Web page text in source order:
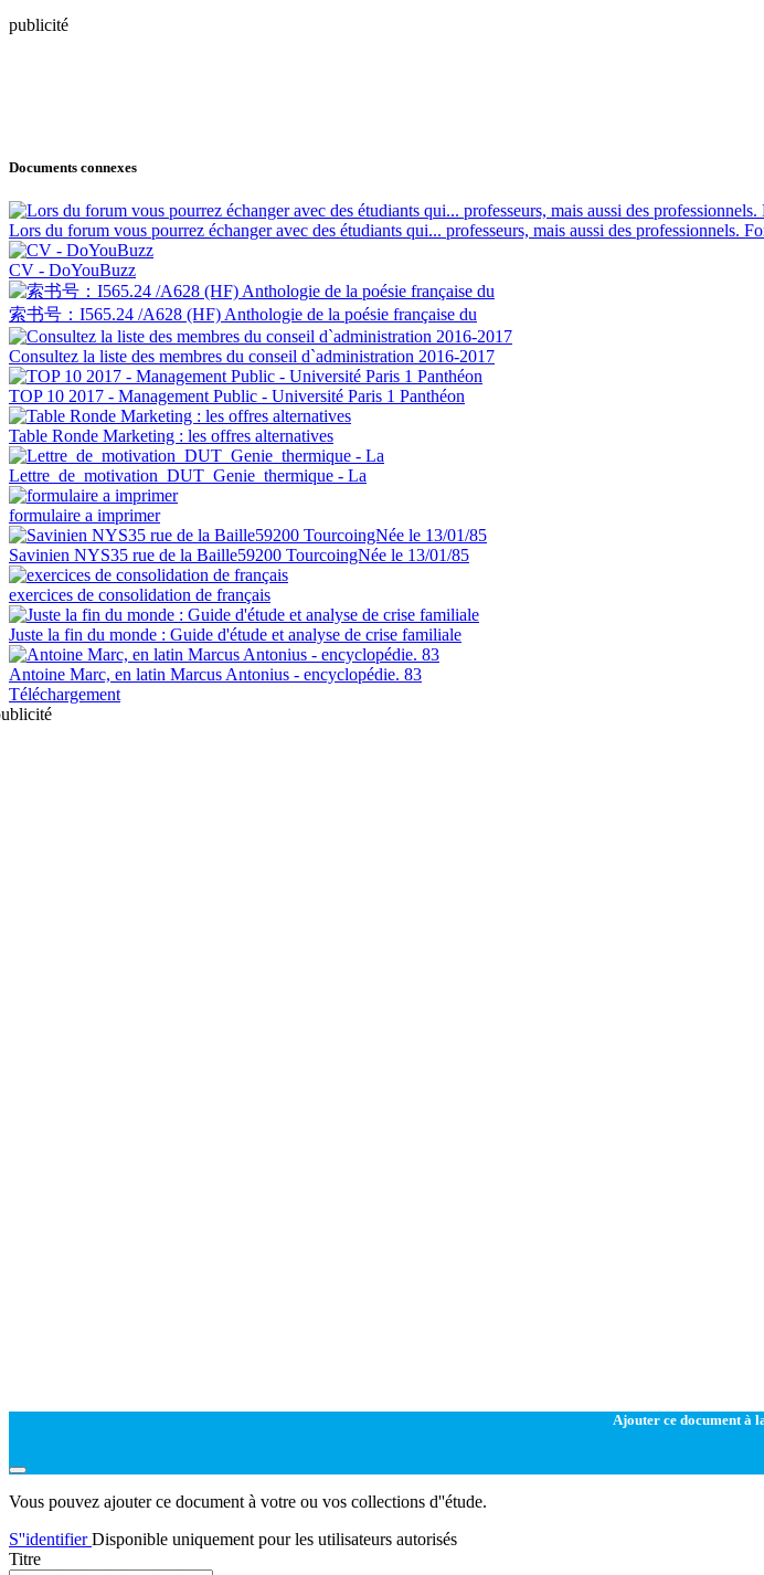
publicité
Documents connexes
Lors du forum vous pourrez échanger avec des étudiants qui... professeurs, mais aussi des professionnels.
CV - DoYouBuzz
索书号：I565.24 /A628 (HF) Anthologie de la poésie française du
Consultez la liste des membres du conseil d`administration 2016-2017
TOP 10 2017 - Management Public - Université Paris 1 Panthéon
Table Ronde Marketing : les offres alternatives
Lettre_de_motivation_DUT_Genie_thermique - La
formulaire a imprimer
Savinien NYS35 rue de la Baille59200 TourcoingNée le 13/01/85
exercices de consolidation de français
Juste la fin du monde : Guide d'étude et analyse de crise familiale
Antoine Marc, en latin Marcus Antonius - encyclopédie. 83
Téléchargement
Ajouter ce document à
Vous pouvez ajouter ce document à votre ou vos collections d''étude.
S''identifierDisponible uniquement pour les utilisateurs autorisés
Titre